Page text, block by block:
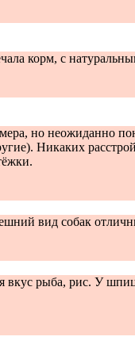
корм, с
но неожиданно
Никаких
вид собак
рыба, рис. У